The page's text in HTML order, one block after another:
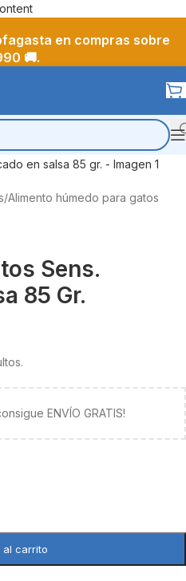
en compras sobre
🚚.
/Alimento húmedo para gatos
Sens.
85 Gr.
ENVÍO GRATIS!
al carrito